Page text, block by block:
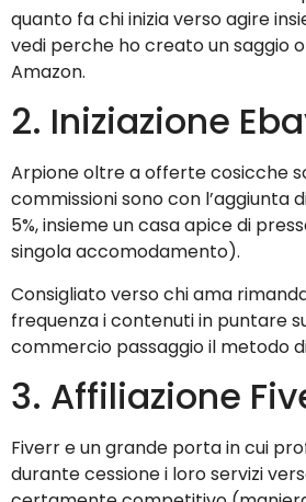
quanto fa chi inizia verso agire
vedi perche ho creato un saggio
Amazon.
2. Iniziazione
Arpione oltre a offerte cosicche
commissioni sono con l’aggiunta
5%, insieme un casa apice di
singola accomodamento).
Consigliato verso chi ama
frequenza i contenuti in puntare
commercio passaggio il metodo
3. Affiliazione
Fiverr e un grande porta in cui
durante cessione i loro servizi